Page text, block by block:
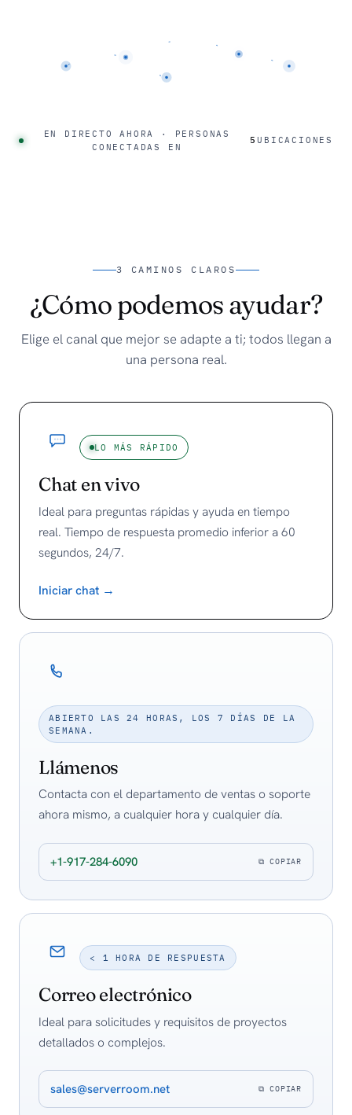
EN DIRECTO AHORA · PERSONAS
CONECTADAS EN
5UBICACIONES
3 CAMINOS CLAROS
¿Cómo podemos ayudar?
Elige el canal que mejor se adapte a ti; todos llegan a
una persona real.
LO MÁS RÁPIDO
Chat en vivo
Ideal para preguntas rápidas y ayuda en tiempo
real. Tiempo de respuesta promedio inferior a 60
segundos, 24/7.
Iniciar chat →
ABIERTO LAS 24 HORAS, LOS 7 DÍAS DE LA
SEMANA.
Llámenos
Contacta con el departamento de ventas o soporte
ahora mismo, a cualquier hora y cualquier día.
+1-917-284-6090 ⧉ COPIAR
< 1 HORA DE RESPUESTA
Correo electrónico
Ideal para solicitudes y requisitos de proyectos
detallados o complejos.
sales@serverroom.net ⧉ COPIAR